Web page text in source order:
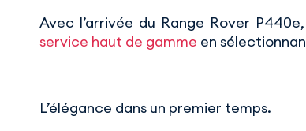
Avec l’arrivée du Range Rover
service haut de gamme en
L’élégance dans un premier temps.